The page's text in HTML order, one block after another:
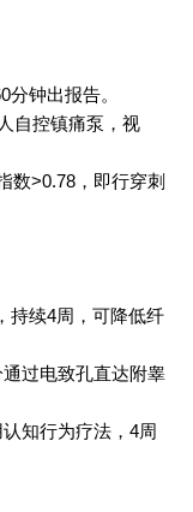
钟出报告。
自控镇痛泵，视
数>0.78，即行穿刺
持续4周，可降低纤
过电致孔直达附睾
知行为疗法，4周